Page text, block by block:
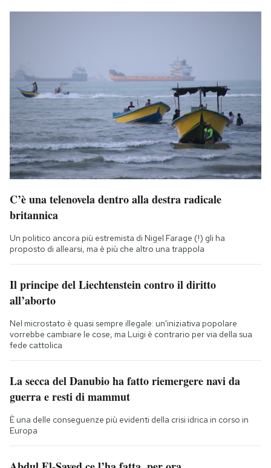
C’è una telenovela dentro alla destra radicale
britannica
Un politico ancora più estremista di Nigel Farage (!) gli ha
proposto di allearsi, ma è più che altro una trappola
Il principe del Liechtenstein contro il diritto
all’aborto
Nel microstato è quasi sempre illegale: un'iniziativa popolare
vorrebbe cambiare le cose, ma Luigi è contrario per via della sua
fede cattolica
La secca del Danubio ha fatto riemergere navi da
guerra e resti di mammut
È una delle conseguenze più evidenti della crisi idrica in corso in
Europa